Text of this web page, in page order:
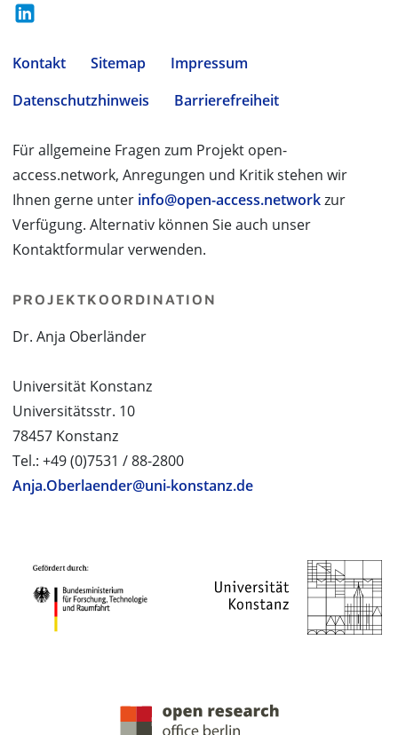
Kontakt Sitemap
Impressum
Datenschutzhinweis
Barrierefreiheit
Für allgemeine Fragen zum Projekt open-
access.network, Anregungen und Kritik stehen wir
Ihnen gerne unter info@open-access.networkzur
Verfügung. Alternativ können Sie auch unser
Kontaktformular verwenden.
PROJEKTKOORDINATION
Dr. Anja Oberländer
Universität Konstanz
Universitätsstr. 10
78457 Konstanz
Tel.: +49 (0)7531 / 88-2800
Anja.Oberlaender@uni-konstanz.de